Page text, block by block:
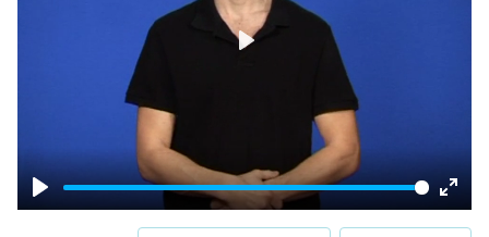
Play
Enter